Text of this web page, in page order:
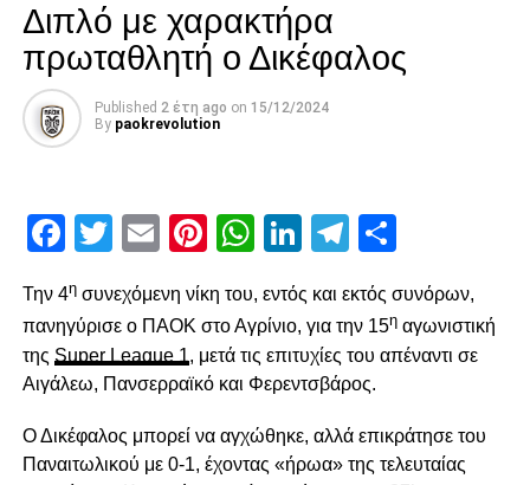
DON'T MISS
Ρουί Βιτόρια “στέλνει” η A BOLA
paokrevolution
Διπλό με χαρακτήρα
πρωταθλητή ο Δικέφαλος
Published 2 έτη ago on 15/12/2024
By paokrevolution
Facebook
Twitter
EmailPinterest
WhatsApp
LinkedIn
Telegram
Την 4ησυνεχόμενη νίκη του, εντός και εκτός συνόρων,
πανηγύρισε ο ΠΑΟΚ στο Αγρίνιο, για την 15ηαγωνιστική
της Super League 1, μετά τις επιτυχίες του απέναντι σε
Αιγάλεω, Πανσερραϊκό και Φερεντσβάρος.
Ο Δικέφαλος μπορεί να αγχώθηκε, αλλά επικράτησε του
Παναιτωλικού με 0-1, έχοντας «ήρωα» της τελευταίας